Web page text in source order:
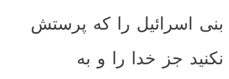
بنی اسرائیل را که پرستش
نکنید جز خدا را و به